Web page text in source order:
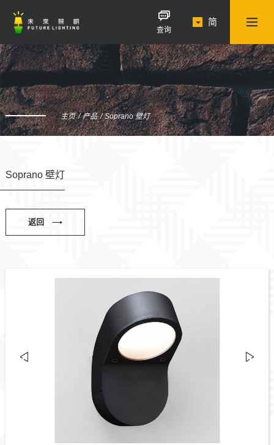
查询
简
主页 产品 Soprano 壁灯
Soprano 壁灯
返回